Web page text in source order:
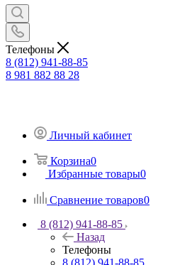
Телефоны
8 (812) 941-88-85
8 981 882 88 28
Личный кабинет
Корзина0
Избранные товары0
Сравнение товаров0
8 (812) 941-88-85
Назад
Телефоны
8 (812) 941-88-85